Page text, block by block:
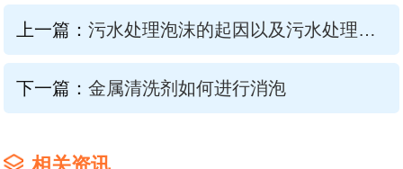
上一篇： 污水处理泡沫的起因以及污水处理消泡剂解决方案
下一篇： 金属清洗剂如何进行消泡